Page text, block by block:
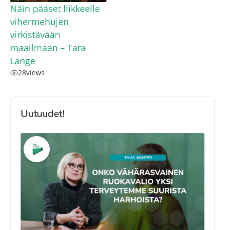
Näin pääset liikkeelle
vihermehujen
virkistävään
maailmaan – Tara
Lange
28views
Uutuudet!